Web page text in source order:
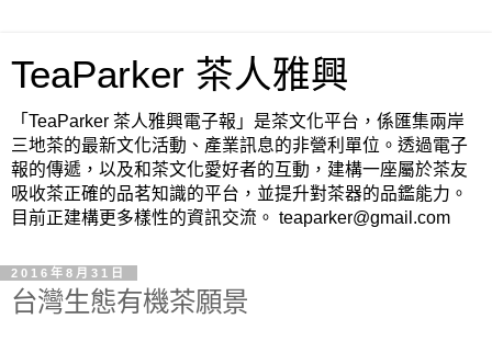
TeaParker 茶人雅興
「TeaParker 茶人雅興電子報」是茶文化平台，係匯集兩岸
三地茶的最新文化活動、產業訊息的非營利單位。透過電子
報的傳遞，以及和茶文化愛好者的互動，建構一座屬於茶友
吸收茶正確的品茗知識的平台，並提升對茶器的品鑑能力。
目前正建構更多樣性的資訊交流。 teaparker@gmail.com
2016年8月31日
台灣生態有機茶願景